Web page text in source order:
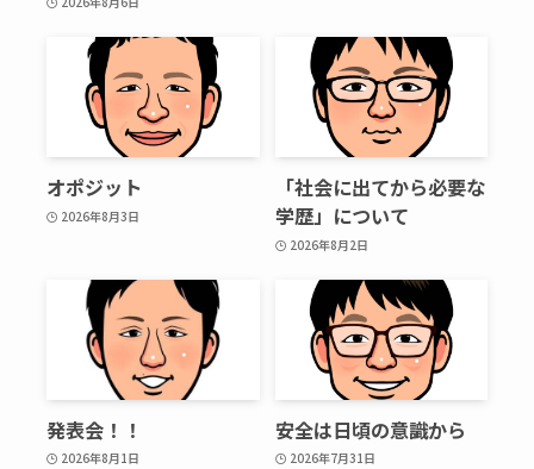
オポジット
2026年8月3日
「社会に出てから必要な
学歴」について
2026年8月2日
発表会！！
2026年8月1日
安全は日頃の意識から
2026年7月31日